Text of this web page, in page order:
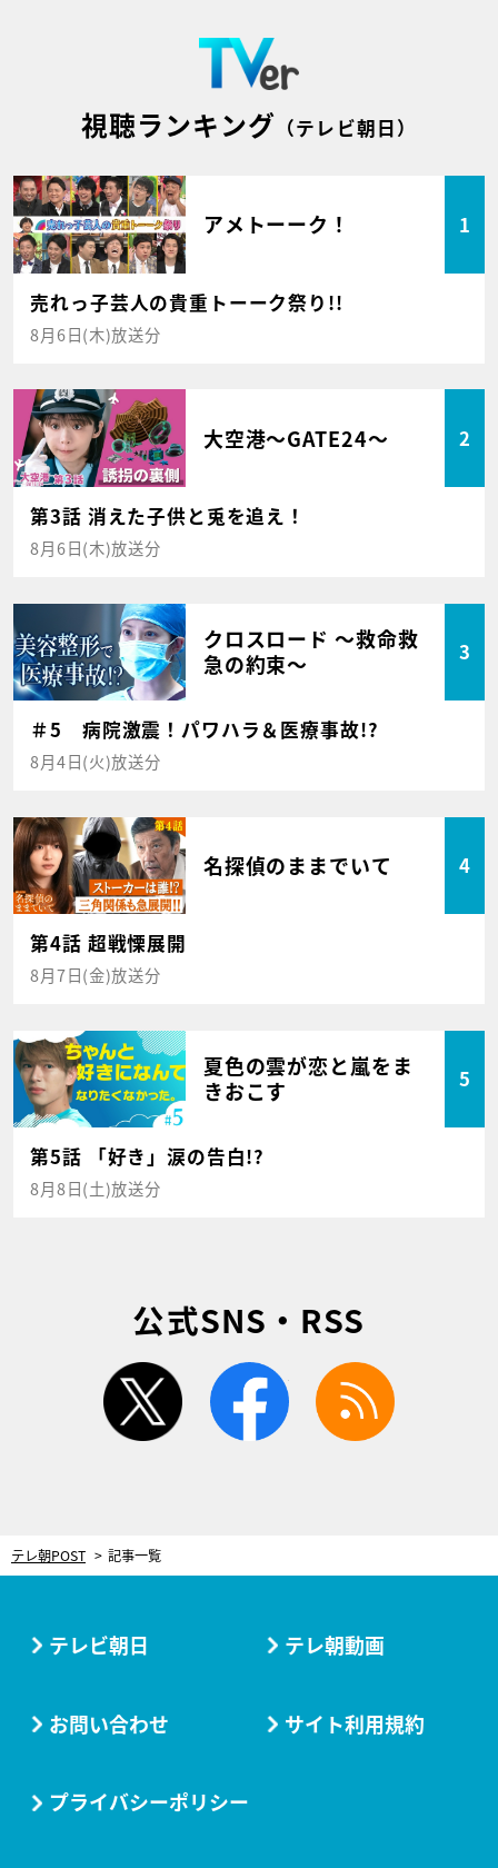
視聴ランキング （テレビ朝日）
アメトーーク！ 1
売れっ子芸人の貴重トーーク祭り!!
8月6日(木)放送分
大空港～GATE24～ 2
第3話 消えた子供と兎を追え！
8月6日(木)放送分
クロスロード ～救命救
急の約束～
3
＃5 病院激震！パワハラ＆医療事故!?
8月4日(火)放送分
名探偵のままでいて 4
第4話 超戦慄展開
8月7日(金)放送分
夏色の雲が恋と嵐をま
きおこす
5
第5話 「好き」涙の告白!?
8月8日(土)放送分
公式SNS・RSS
twitter facebook
テレ朝POST 記事一覧
テレビ朝日 テレ朝動画
お問い合わせ サイト利用規約
プライバシーポリシー